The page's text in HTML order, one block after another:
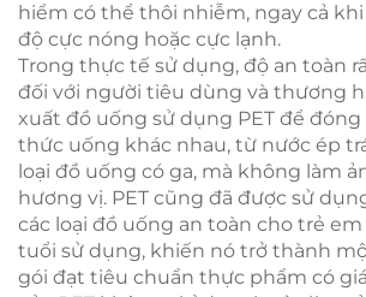
hiểm có thể thôi nhiễm, ngay cả
độ cực nóng hoặc cực lạnh.
Trong thực tế sử dụng, độ an toàn
đối với người tiêu dùng và thương
xuất đồ uống sử dụng PET để
thức uống khác nhau, từ nước ép
loại đồ uống có ga, mà không làm
hương vị. PET cũng đã được sử
các loại đồ uống an toàn cho trẻ
tuổi sử dụng, khiến nó trở thành
gói đạt tiêu chuẩn thực phẩm có